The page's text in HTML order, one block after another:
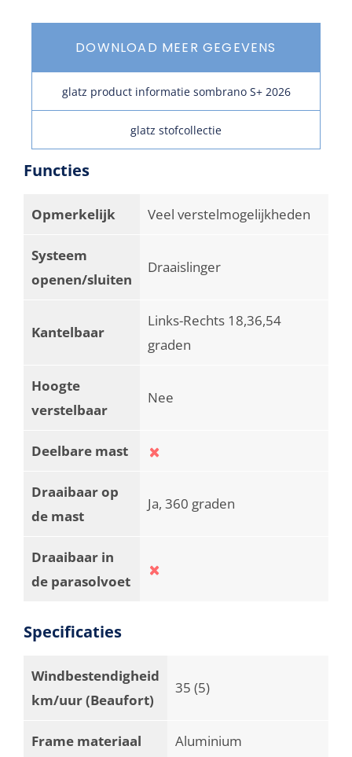
DOWNLOAD MEER GEGEVENS
glatz product informatie sombrano S+ 2026
glatz stofcollectie
Functies
Opmerkelijk Veel verstelmogelijkheden
Systeem
openen/sluiten
Draaislinger
Kantelbaar
Links-Rechts 18,36,54
graden
Hoogte
verstelbaar
Nee
Deelbare mast
Draaibaar op
de mast
Ja, 360 graden
Draaibaar in
de parasolvoet
Specificaties
Windbestendigheid
km/uur (Beaufort)
35 (5)
Frame materiaal Aluminium